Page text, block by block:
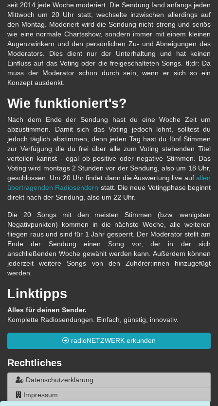
seit 2014 jede Woche moderiert. Die Sendung fand anfangs jeden
Mittwoch um 20 Uhr statt, wechselte inzwischen allerdings auf
den Montag. Moderiert wird die Sendung nicht streng und seriös
wie eine normale Chartsshow, sondern immer mit einem kleinen
Augenzwinkern und den persönlichen Zu- und Abneigungen des
Moderators. Dies dient nur der Unterhaltung und hat keinen
Einfluss auf das Voting oder die freigeschalteten Songs. tl;dr: Da
muss der Moderator schon durch sein, wenn er sich so ein
Konzept ausdenkt.
Wie funktioniert's?
Nach dem Ende der Sendung hast du eine Woche Zeit um
abzustimmen. Damit sich das Voting jedoch lohnt, solltest du
jedoch täglich abstimmen, denn jeden Tag hast du fünf Stimmen
zur Verfügung die du frei über alle zum Voting stehenden Titel
verteilen kannst - egal ob positive oder negative Stimmen. Das
Voting wird montags 2 Stunden vor der Sendung, also um 18 Uhr,
geschlossen. Um 20 Uhr findet dann die Auswertung live auf allen
übertragenden Radiosendern statt. Die neue Votingphase beginnt
direkt nach der Sendung, also um 22 Uhr.
Die 20 Songs mit den meisten Stimmen (bzw. wenigsten
Negativpunkten) kommen in die nächste Woche, alle weiteren
fliegen raus und sind für 1 Jahr gesperrt. Der Moderator stellt am
Ende der Sendung einen Song vor, der in der sich
anschließenden Woche gewählt werden kann. Außerdem können
jederzeit weitere Songs von den Zuhörer:innen hinzugefügt
werden.
Linktipps
Alles für deinen Sender.
Komplette Radiosendungen. Einfach, günstig, innovativ.
radioNETZWERK erkunden
Rechtliches
Datenschutzerklärung
Impressum